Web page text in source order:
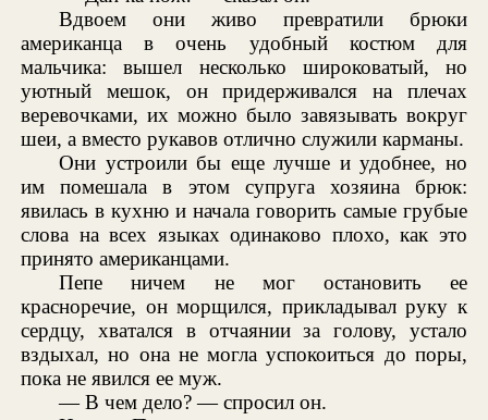
Вдвоем они живо превратили брюки
американца в очень удобный костюм для
мальчика: вышел несколько широковатый, но
уютный мешок, он придерживался на плечах
веревочками, их можно было завязывать вокруг
шеи, а вместо рукавов отлично служили карманы.
Они устроили бы еще лучше и удобнее, но
им помешала в этом супруга хозяина брюк:
явилась в кухню и начала говорить самые грубые
слова на всех языках одинаково плохо, как это
принято американцами.
Пепе ничем не мог остановить ее
красноречие, он морщился, прикладывал руку к
сердцу, хватался в отчаянии за голову, устало
вздыхал, но она не могла успокоиться до поры,
пока не явился ее муж.
— В чем дело? — спросил он.